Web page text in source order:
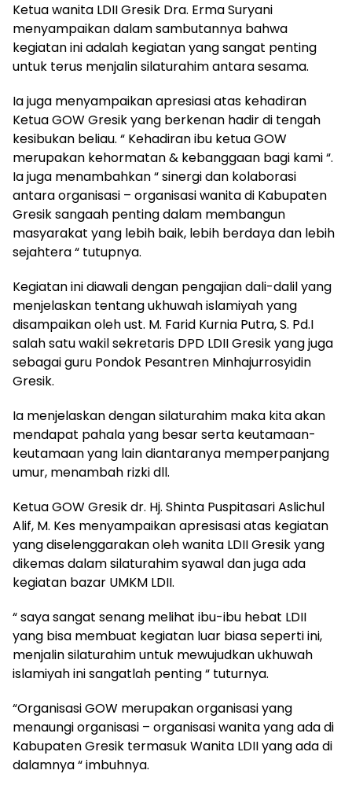
Ketua wanita LDII Gresik Dra. Erma Suryani
menyampaikan dalam sambutannya bahwa
kegiatan ini adalah kegiatan yang sangat penting
untuk terus menjalin silaturahim antara sesama.
Ia juga menyampaikan apresiasi atas kehadiran
Ketua GOW Gresik yang berkenan hadir di tengah
kesibukan beliau. “ Kehadiran ibu ketua GOW
merupakan kehormatan & kebanggaan bagi kami “.
Ia juga menambahkan “ sinergi dan kolaborasi
antara organisasi – organisasi wanita di Kabupaten
Gresik sangaah penting dalam membangun
masyarakat yang lebih baik, lebih berdaya dan lebih
sejahtera “ tutupnya.
Kegiatan ini diawali dengan pengajian dali-dalil yang
menjelaskan tentang ukhuwah islamiyah yang
disampaikan oleh ust. M. Farid Kurnia Putra, S. Pd.I
salah satu wakil sekretaris DPD LDII Gresik yang juga
sebagai guru Pondok Pesantren Minhajurrosyidin
Gresik.
Ia menjelaskan dengan silaturahim maka kita akan
mendapat pahala yang besar serta keutamaan-
keutamaan yang lain diantaranya memperpanjang
umur, menambah rizki dll.
Ketua GOW Gresik dr. Hj. Shinta Puspitasari Aslichul
Alif, M. Kes menyampaikan apresisasi atas kegiatan
yang diselenggarakan oleh wanita LDII Gresik yang
dikemas dalam silaturahim syawal dan juga ada
kegiatan bazar UMKM LDII.
“ saya sangat senang melihat ibu-ibu hebat LDII
yang bisa membuat kegiatan luar biasa seperti ini,
menjalin silaturahim untuk mewujudkan ukhuwah
islamiyah ini sangatlah penting “ tuturnya.
“Organisasi GOW merupakan organisasi yang
menaungi organisasi – organisasi wanita yang ada di
Kabupaten Gresik termasuk Wanita LDII yang ada di
dalamnya “ imbuhnya.